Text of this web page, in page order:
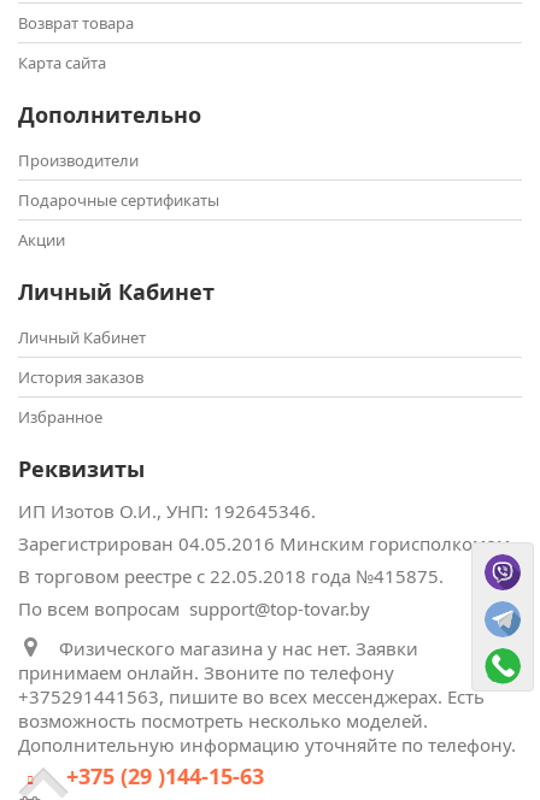
Возврат товара
Карта сайта
Дополнительно
Производители
Подарочные сертификаты
Акции
Личный Кабинет
Личный Кабинет
История заказов
Избранное
Реквизиты
ИП Изотов О.И., УНП: ‎192645346.
Зарегистрирован 04.05.2016 Минским горисполкомом.
В торговом реестре с 22.05.2018 года №415875.
По всем вопросам support@top-tovar.by
Физического магазина у нас нет. Заявки
принимаем онлайн. Звоните по телефону
+375291441563, пишите во всех мессенджерах. Есть
возможность посмотреть несколько моделей.
Дополнительную информацию уточняйте по телефону.
+375 (29 )144-15-63